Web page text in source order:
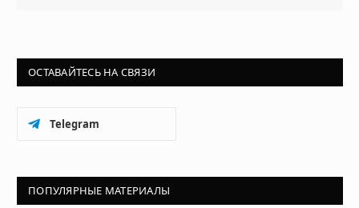
ОСТАВАЙТЕСЬ НА СВЯЗИ
Telegram
ПОПУЛЯРНЫЕ МАТЕРИАЛЫ